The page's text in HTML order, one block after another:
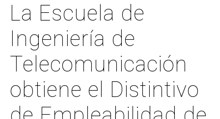
La Escuela de
Ingeniería de
Telecomunicación
obtiene el Distintivo